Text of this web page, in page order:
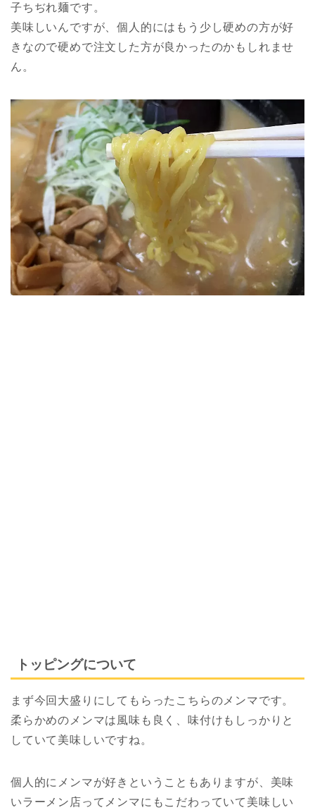
子ちぢれ麺です。
美味しいんですが、個人的にはもう少し硬めの方が好
きなので硬めで注文した方が良かったのかもしれませ
ん。
トッピングについて
まず今回大盛りにしてもらったこちらのメンマです。
柔らかめのメンマは風味も良く、味付けもしっかりと
していて美味しいですね。
個人的にメンマが好きということもありますが、美味
いラーメン店ってメンマにもこだわっていて美味しい